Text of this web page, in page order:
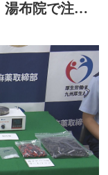
布院で注意